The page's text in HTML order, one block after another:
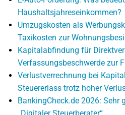
Haushaltsjahreseinkommen?
Umzugskosten als
Taxikosten zur
Kapitalabfindung für
Verfassungsbeschwerde zur
Verlustverrechnung bei
Steuererlass trotz hoher
BankingCheck.de 2026: Sehr